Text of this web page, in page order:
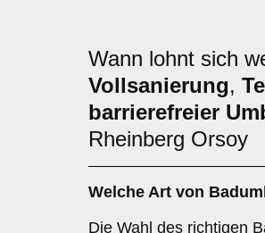
Wann lohnt sich
Vollsanierung,
barrierefreier
Rheinberg Orsoy
Welche Art von
Die Wahl des richtigen